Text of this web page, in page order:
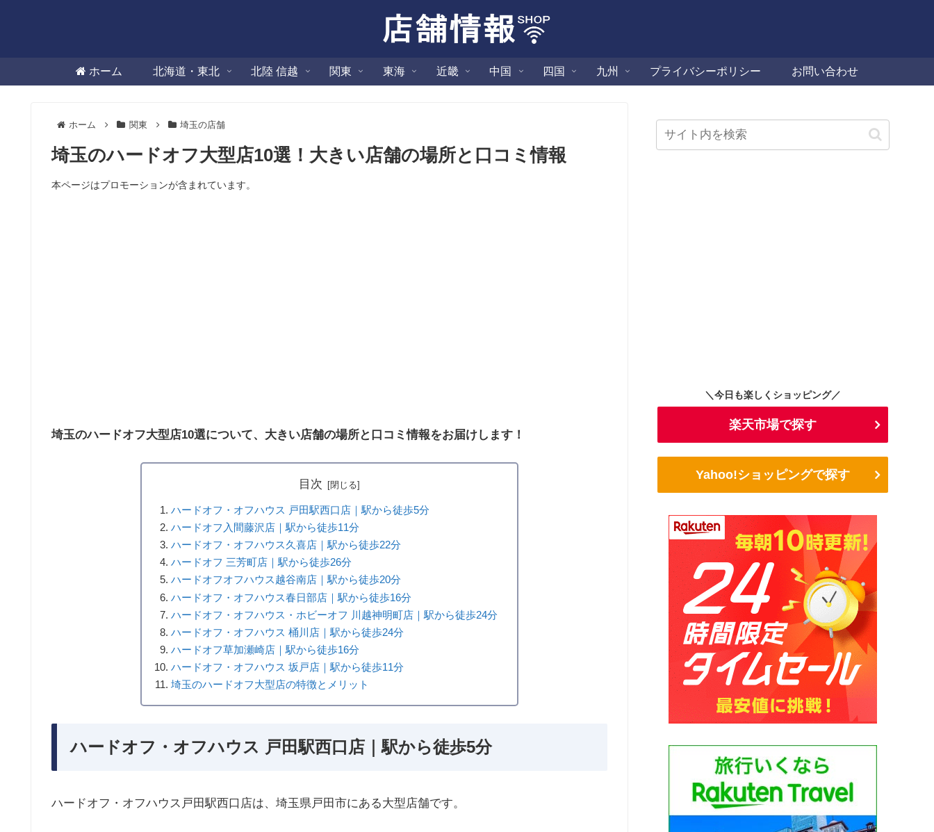
ホーム 北海道・東北 北陸 信越 関東 東海 近畿 中国 四国 九州 プライバシーポリシー お問い合わせ
ホーム 関東 埼玉の店舗
埼玉のハードオフ大型店10選！大きい店舗の場所と口コミ情報
本ページはプロモーションが含まれています。
埼玉のハードオフ大型店10選について、大きい店舗の場所と口コミ情報をお届けします！
目次
ハードオフ・オフハウス 戸田駅西口店｜駅から徒歩5分
ハードオフ入間藤沢店｜駅から徒歩11分
ハードオフ・オフハウス久喜店｜駅から徒歩22分
ハードオフ 三芳町店｜駅から徒歩26分
ハードオフオフハウス越谷南店｜駅から徒歩20分
ハードオフ・オフハウス春日部店｜駅から徒歩16分
ハードオフ・オフハウス・ホビーオフ 川越神明町店｜駅から徒歩24分
ハードオフ・オフハウス 桶川店｜駅から徒歩24分
ハードオフ草加瀬崎店｜駅から徒歩16分
ハードオフ・オフハウス 坂戸店｜駅から徒歩11分
埼玉のハードオフ大型店の特徴とメリット
ハードオフ・オフハウス 戸田駅西口店｜駅から徒歩5分
ハードオフ・オフハウス戸田駅西口店は、埼玉県戸田市にある大型店舗です。
＼今日も楽しくショッピング／
楽天市場で探す
Yahoo!ショッピングで探す